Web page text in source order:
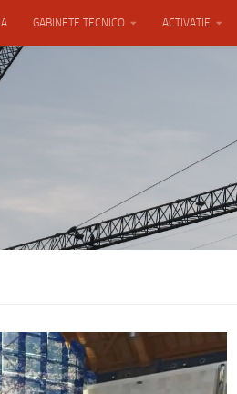
GABINETE TECNICO ACTIVATIE